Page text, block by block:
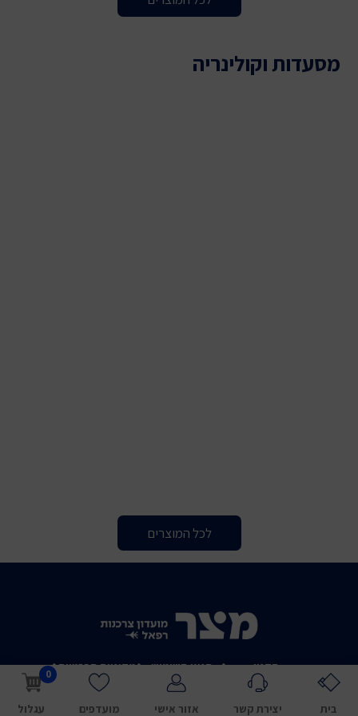
מסעדות וקולינריה
לכל המוצרים
מועדפים עגלול
0
אזור אישי בית יצירת קשר
תקנון תנאי השימוש
מדיניות הפרטיות
מדיניות ביטולים
הצהרת נגישות
ביטול עסקה / צור קשר